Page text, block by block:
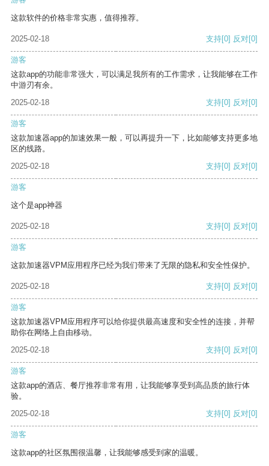
这款软件的价格非常实惠，值得推荐。
2025-02-18 支持[0] 反对[0]
游客
这款app的功能非常强大，可以满足我所有的工作需求，让我能够在工作
中游刃有余。
2025-02-18
支持[0] 反对[0]
游客
这款加速器app的加速效果一般，可以再提升一下，比如能够支持更多地
区的线路。
2025-02-18
支持[0] 反对[0]
游客
这个是app神器
2025-02-18 支持[0] 反对[0]
游客
这款加速器VPM应用程序已经为我们带来了无限的隐私和安全性保护。
2025-02-18 支持[0] 反对[0]
游客
这款加速器VPM应用程序可以给你提供最高速度和安全性的连接，并帮
助你在网络上自由移动。
2025-02-18
支持[0] 反对[0]
游客
这款app的酒店、餐厅推荐非常有用，让我能够享受到高品质的旅行体
验。
2025-02-18
支持[0] 反对[0]
游客
这款app的社区氛围很温馨，让我能够感受到家的温暖。